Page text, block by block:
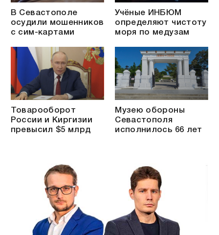
В Севастополе
осудили мошенников
с сим-картами
Учёные ИНБЮМ
определяют чистоту
моря по медузам
Товарооборот
России и Киргизии
превысил $5 млрд
Музею обороны
Севастополя
исполнилось 66 лет